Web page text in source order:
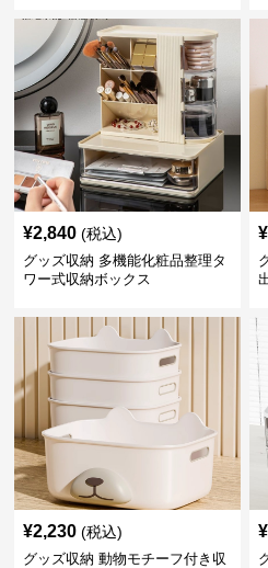
¥2,840 (税込)
グッズ収納 多機能化粧品整理タ
ワー式収納ボックス
¥
¥2,230 (税込)
グッズ収納 動物モチーフ付き収
¥